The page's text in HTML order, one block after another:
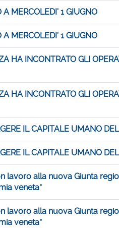
MERCOLEDI’ 1 GIUGNO
MERCOLEDI’ 1 GIUGNO
HA INCONTRATO GLI
HA INCONTRATO GLI
IL CAPITALE UMANO
IL CAPITALE UMANO
lavoro alla nuova Giunta
veneta”
lavoro alla nuova Giunta
veneta”